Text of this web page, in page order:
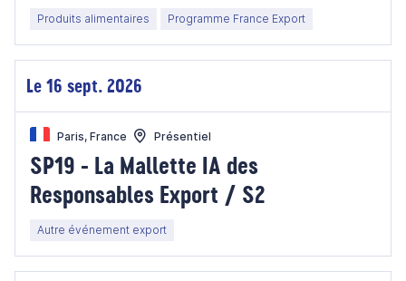
Produits alimentaires Programme France Export
Le 16 sept. 2026
Paris, France Présentiel
SP19 - La Mallette IA des
Responsables Export / S2
Autre événement export